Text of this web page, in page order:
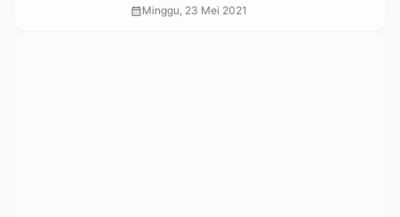
Pemprov Sulsel dan Rp 26 Miliar dari
calendar_monthMinggu, 23 Mei 2021